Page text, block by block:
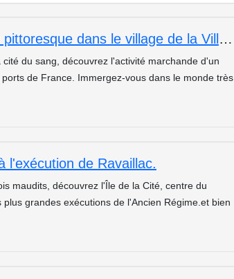
D'hier à aujourd'hui , une balade pittoresque dans le village de la Villette le long des canaux
cité du sang, découvrez l'activité marchande d'un
de France. Immergez-vous dans le monde très
l'exécution de Ravaillac.
maudits, découvrez l'Île de la Cité, centre du
grandes exécutions de l'Ancien Régime.et bien